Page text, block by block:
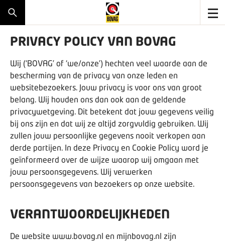
PRIVACY POLICY VAN BOVAG
Wij (‘BOVAG’ of ‘we/onze’) hechten veel waarde aan de
bescherming van de privacy van onze leden en
websitebezoekers. Jouw privacy is voor ons van groot
belang. Wij houden ons dan ook aan de geldende
privacywetgeving. Dit betekent dat jouw gegevens veilig
bij ons zijn en dat wij ze altijd zorgvuldig gebruiken. Wij
zullen jouw persoonlijke gegevens nooit verkopen aan
derde partijen. In deze Privacy en Cookie Policy word je
geïnformeerd over de wijze waarop wij omgaan met
jouw persoonsgegevens. Wij verwerken
persoonsgegevens van bezoekers op onze website.
VERANTWOORDELIJKHEDEN
De website www.bovag.nl en mijnbovag.nl zijn